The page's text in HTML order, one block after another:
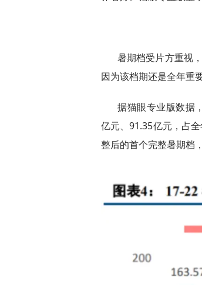
暑期档受片方重视
因为该档期还是全年重
据猫眼专业版数据
亿元、91.35亿元，占
整后的首个完整暑期档